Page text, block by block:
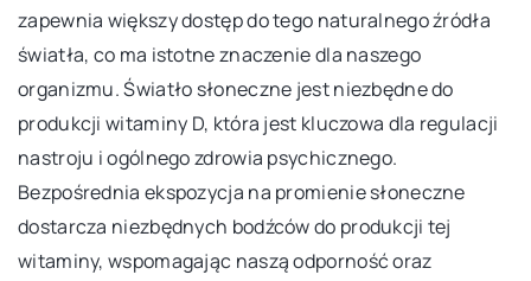
zapewnia większy dostęp do tego naturalnego źródła
światła, co ma istotne znaczenie dla naszego
organizmu. Światło słoneczne jest niezbędne do
produkcji witaminy D, która jest kluczowa dla regulacji
nastroju i ogólnego zdrowia psychicznego.
Bezpośrednia ekspozycja na promienie słoneczne
dostarcza niezbędnych bodźców do produkcji tej
witaminy, wspomagając naszą odporność oraz